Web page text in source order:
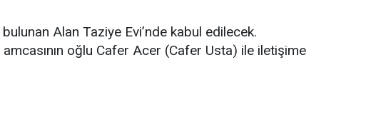
Alan Taziye Evi’nde kabul edilecek.
oğlu Cafer Acer (Cafer Usta) ile iletişime